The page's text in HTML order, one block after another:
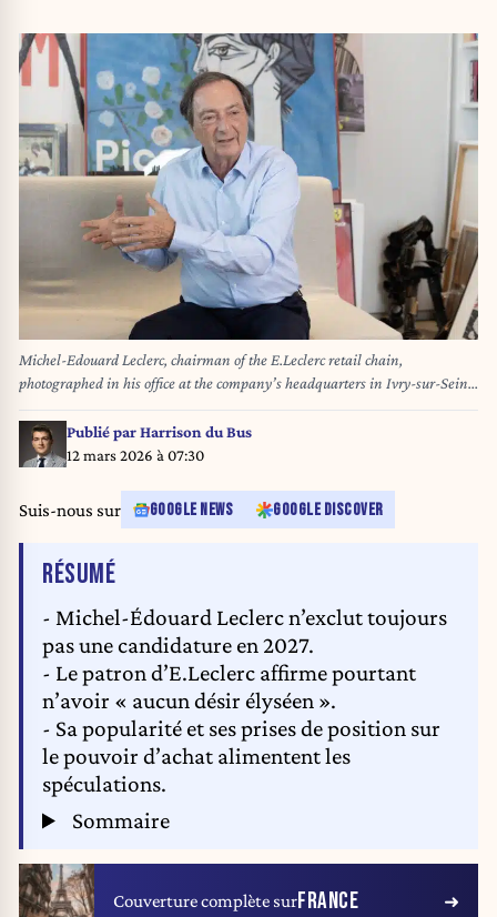
Michel-Edouard Leclerc, chairman of the E.Leclerc retail chain,
photographed in his office at the company’s headquarters in Ivry-sur-Seine
on 3 december 2025.//LAGUETTEPIERRE_1.000480/Credit:Pierre
Laguette/SIPA/2602111605
Publié parHarrison du Bus
12 mars 2026 à 07:30
Suis-nous sur GOOGLE NEWS GOOGLE DISCOVER
RÉSUMÉDE L'ARTICLE
- Michel-Édouard Leclerc n’exclut toujours
pas une candidature en 2027.
- Le patron d’E.Leclerc affirme pourtant
n’avoir « aucun désir élyséen ».
- Sa popularité et ses prises de position sur
le pouvoir d’achat alimentent les
spéculations.
Sommaire
Couverture complète surFRANCE